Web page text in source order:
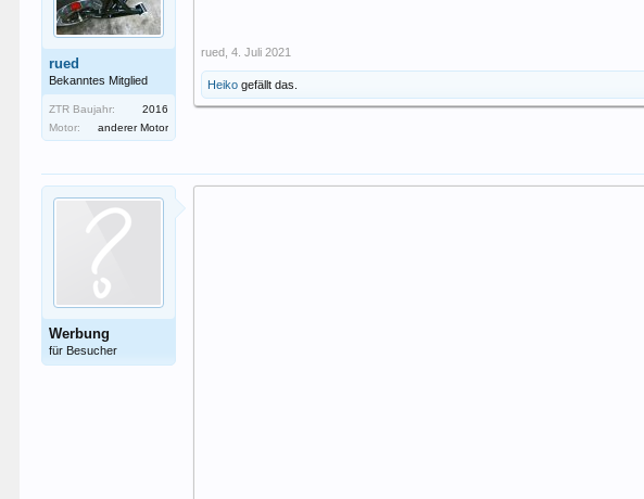
rued
Bekanntes Mitglied
ZTR Baujahr:
2016
Motor:
anderer Motor
rued 4. Juli 2021
Heiko gefällt das.
Werbung
für Besucher